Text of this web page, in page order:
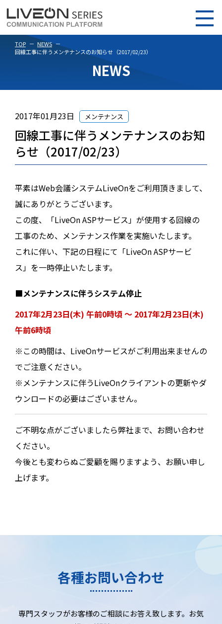
TOP
NEWS
回線工事に伴うメンテナンスのお知らせ（2017/02/23）
NEWS
2017年01月23日 メンテナンス
回線工事に伴うメンテナンスのお知
らせ（2017/02/23）
平素はWeb会議システムLiveOnをご利用頂きまして、
誠にありがとうございます。
この度、「LiveOn ASPサービス」が使用する回線の
工事のため、メンテナンス作業を実施いたします。
これに伴い、下記の日程にて「LiveOn ASPサービ
ス」を一時停止いたします。
■メンテナンスに伴うシステム停止
2017年2月23日(木) 午前0時頃 ～ 2017年2月23日(木)
午前6時頃
※この時間は、LiveOnサービスがご利用出来ませんの
でご注意ください。
※メンテナンスに伴うLiveOnクライアントの更新やダ
ウンロードの必要はございません。
ご不明な点がございましたら弊社まで、お問い合わせ
ください。
今後とも変わらぬご愛顧を賜りますよう、お願い申し
上げます。
各種お問い合わせ
専門スタッフがお客様のご相談にお答え致します。お気